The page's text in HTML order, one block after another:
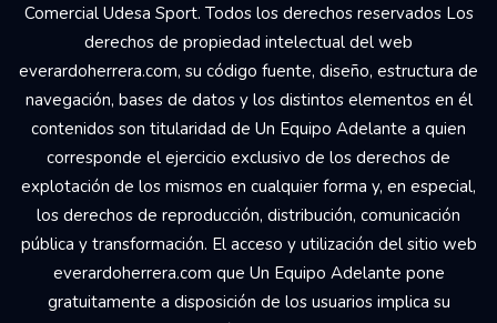
Comercial Udesa Sport. Todos los derechos reservados Los
derechos de propiedad intelectual del web
everardoherrera.com, su código fuente, diseño, estructura de
navegación, bases de datos y los distintos elementos en él
contenidos son titularidad de Un Equipo Adelante a quien
corresponde el ejercicio exclusivo de los derechos de
explotación de los mismos en cualquier forma y, en especial,
los derechos de reproducción, distribución, comunicación
pública y transformación. El acceso y utilización del sitio web
everardoherrera.com que Un Equipo Adelante pone
gratuitamente a disposición de los usuarios implica su